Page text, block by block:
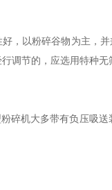
以粉碎谷物为主，
调节的，应选用特种无
机大多带有负压吸送